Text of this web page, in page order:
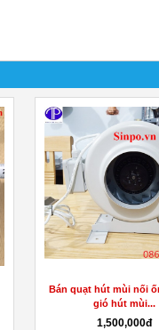
Bán quạt hút mùi nối
gió hút mùi...
1,500,000đ